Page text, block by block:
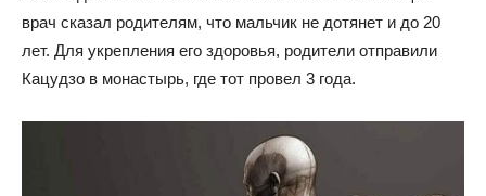
врач сказал родителям, что мальчик не дотянет и до 20
лет. Для укрепления его здоровья, родители отправили
Кацудзо в монастырь, где тот провел 3 года.